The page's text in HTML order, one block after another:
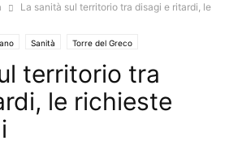
La sanità sul territorio tra disagi e ritardi, le
Sanità Torre del Greco
territorio tra
le richieste